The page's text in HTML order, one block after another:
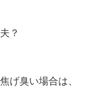
？
げ臭い場合は、